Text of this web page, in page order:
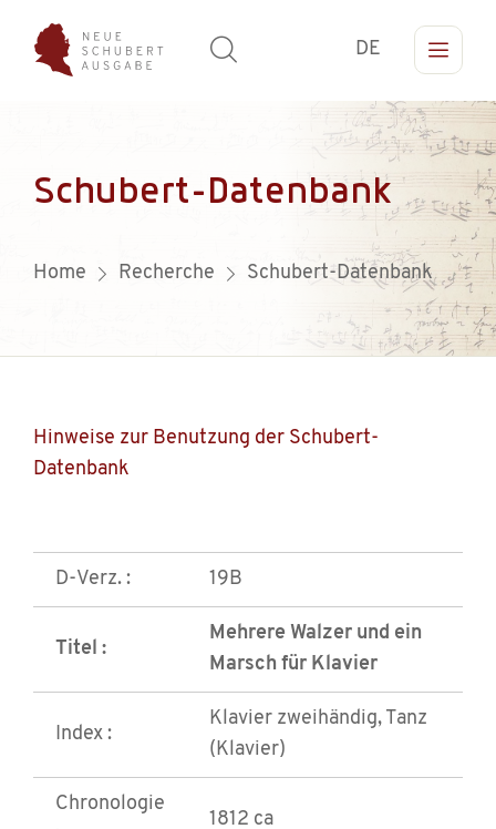
DE
Schubert-Datenbank
Home Recherche Schubert-Datenbank
Hinweise zur Benutzung der Schubert-
Datenbank
D-Verz. : 19B
Titel :
Mehrere Walzer und ein
Marsch für Klavier
Index :
Klavier zweihändig, Tanz
(Klavier)
Chronologie
1812 ca